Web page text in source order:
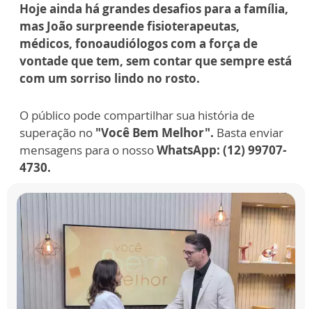
Hoje ainda há grandes desafios para a família,
mas João surpreende fisioterapeutas,
médicos, fonoaudiólogos com a força de
vontade que tem, sem contar que sempre está
com um sorriso lindo no rosto.
O público pode compartilhar sua história de
superação no "Você Bem Melhor". Basta enviar
mensagens para o nossoWhatsApp: (12) 99707-
4730.